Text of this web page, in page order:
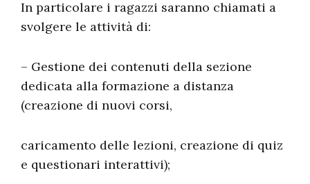
In particolare i ragazzi saranno chiamati a
svolgere le attività di:
– Gestione dei contenuti della sezione
dedicata alla formazione a distanza
(creazione di nuovi corsi,
caricamento delle lezioni, creazione di quiz
e questionari interattivi);